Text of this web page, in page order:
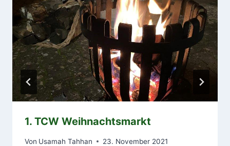
1. TCW Weihnachtsmarkt
Von Usamah Tahhan 23. November 2021